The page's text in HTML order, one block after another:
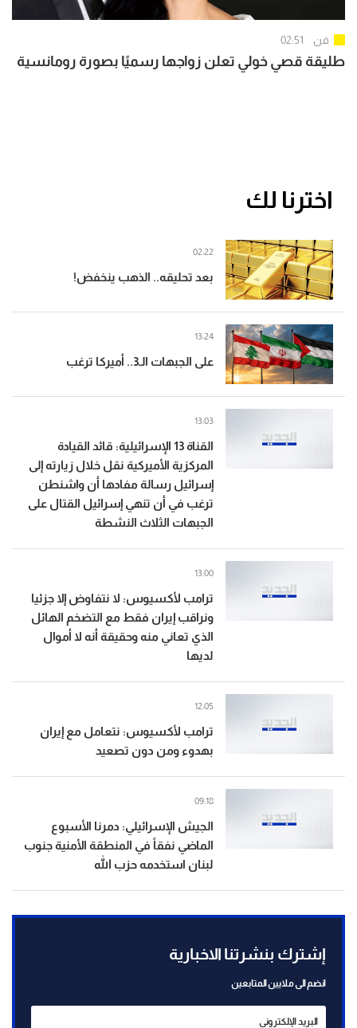
فن 02:51
طليقة قصي خولي تعلن زواجها رسميًا بصورة رومانسية
اخترنا لك
بعد تحليقه.. الذهب ينخفض!
02:22
على الجبهات الـ3.. أميركا ترغب
13:24
القناة 13 الإسرائيلية: قائد القيادة
المركزية الأميركية نقل خلال زيارته إلى
إسرائيل رسالة مفادها أن واشنطن
ترغب في أن تنهي إسرائيل القتال على
الجبهات الثلاث النشطة
13:03
ترامب لأكسيوس: لا نتفاوض إلا جزئيا
ونراقب إيران فقط مع التضخم الهائل
الذي تعاني منه وحقيقة أنه لا أموال
لديها
13:00
ترامب لأكسيوس: نتعامل مع إيران
بهدوء ومن دون تصعيد
12:05
الجيش الإسرائيلي: دمرنا الأسبوع
الماضي نفقاً في المنطقة الأمنية جنوب
لبنان استخدمه حزب الله
09:18
إشترك بنشرتنا الاخبارية
انضم الى ملايين المتابعين